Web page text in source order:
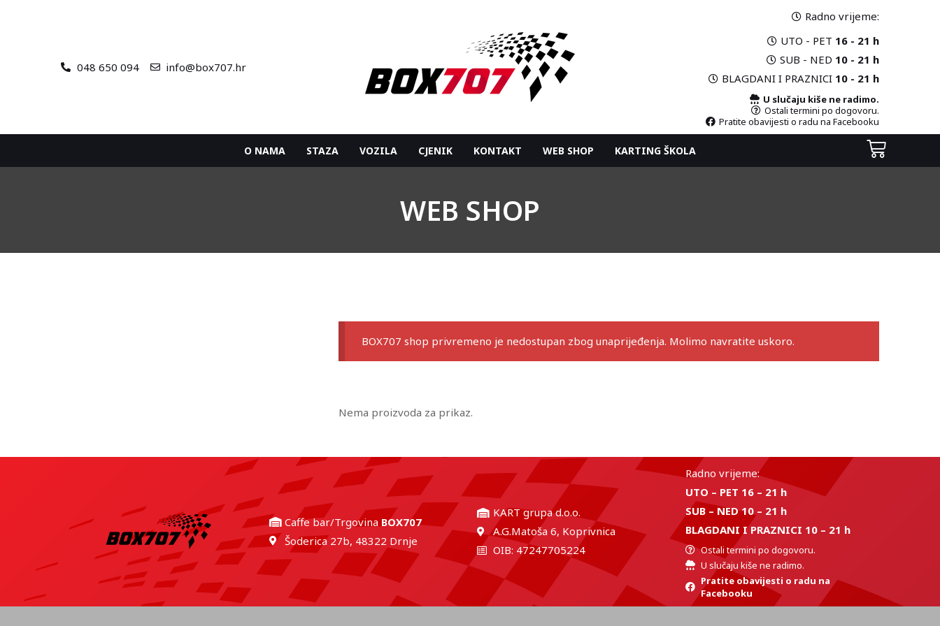
048 650 094 info@box707.hr
Radno vrijeme:
UTO - PET 16 - 21 h
SUB - NED 10 - 21 h
BLAGDANI I PRAZNICI 10 - 21 h
U slučaju kiše ne radimo.
Ostali termini po dogovoru.
Pratite obavijesti o radu na Facebooku
O NAMA STAZA VOZILA CJENIK KONTAKT WEB SHOP KARTING ŠKOLA
WEB SHOP
BOX707 shop privremeno je nedostupan zbog unaprijeđenja. Molimo navratite uskoro.
Nema proizvoda za prikaz.
Caffe bar/Trgovina BOX707
Šoderica 27b, 48322 Drnje
KART grupa d.o.o.
A.G.Matoša 6, Koprivnica
OIB: 47247705224
Radno vrijeme:
UTO – PET 16 – 21 h
SUB – NED 10 – 21 h
BLAGDANI I PRAZNICI 10 – 21 h
Ostali termini po dogovoru.
U slučaju kiše ne radimo.
Pratite obavijesti o radu na
Facebooku